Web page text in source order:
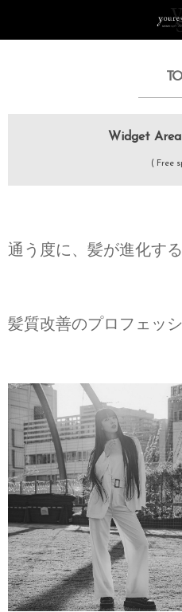
Widget
( Free
通う度に、髪が進化する
髪質改善のプロフェッ